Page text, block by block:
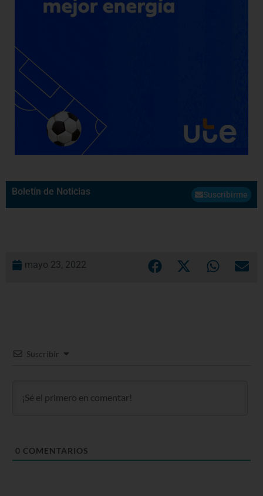
Boletín de Noticias Suscribirme
mayo 23, 2022
Suscribir
0 COMENTARIOS